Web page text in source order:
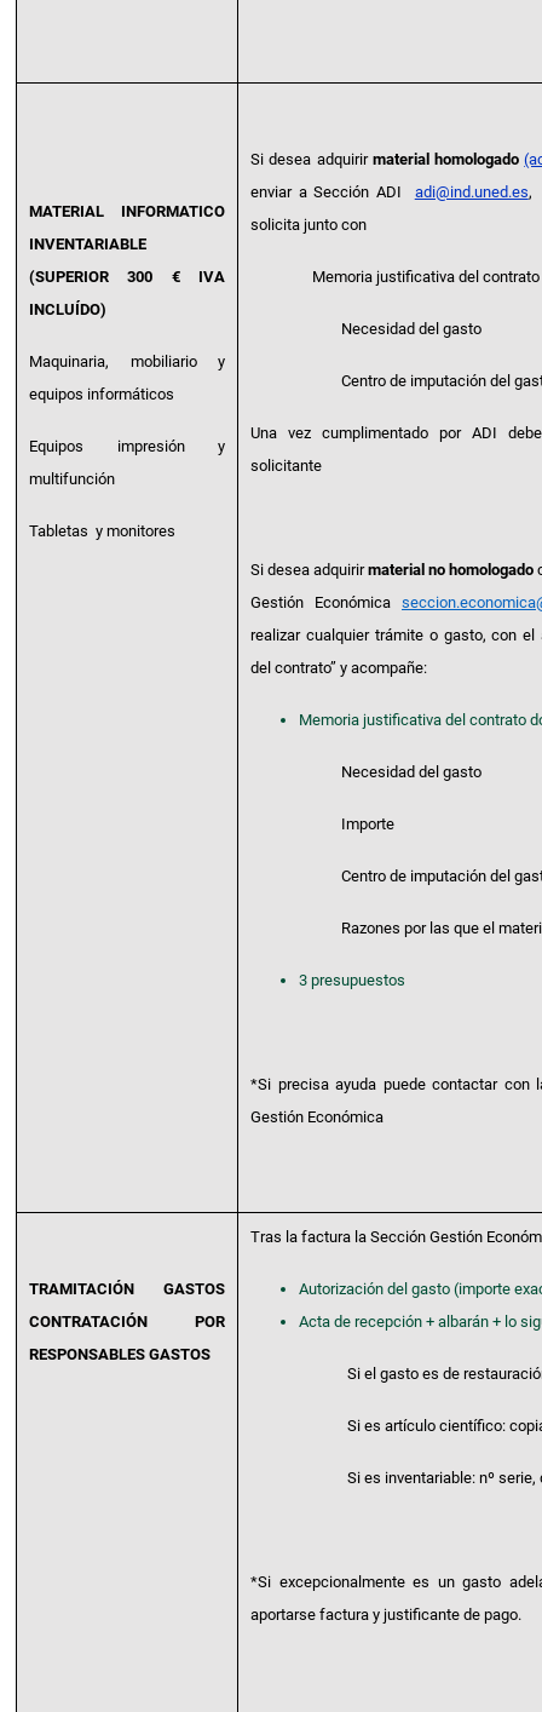
MATERIAL INFORMATICO
INVENTARIABLE
(SUPERIOR 300 € IVA
INCLUÍDO)
Maquinaria, mobiliario y
equipos informáticos
Equipos impresión y
multifunción
Tabletas y monitores
Si desea adquirir material homologado
enviar a Sección ADI adi@ind.uned.es,
solicita junto con
Memoria justificativa del
Necesidad del gasto
Centro de imputación del
Una vez cumplimentado por ADI
solicitante
Si desea adquirirmaterial no homologado
Gestión Económica
realizar cualquier trámite o gasto, con el
del contrato” y acompañe:
Memoria justificativa del contrato
Necesidad del gasto
Importe
Centro de imputación del
Razones por las que el material
3 presupuestos
*Si precisa ayuda puede contactar con
Gestión Económica
TRAMITACIÓN GASTOS
CONTRATACIÓN POR
RESPONSABLES GASTOS
Tras la factura la Sección Gestión
Autorización del gasto (importe
Acta de recepción + albarán + lo
Si el gasto es de
Si es artículo científico:
Si es inventariable: nº
*Si excepcionalmente es un gasto
aportarse factura y justificante de pago.